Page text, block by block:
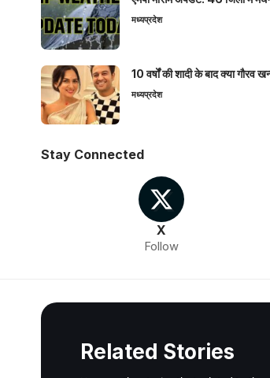
मध्यप्रदेश
10 वर्षों की शादी के बाद क्या
मध्यप्रदेश
Stay Connected
X
Follow
Related Stories